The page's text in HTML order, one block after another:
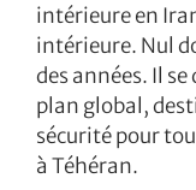
intérieure en
intérieure. Nul
des années. Il se
plan global,
sécurité pour
à Téhéran.